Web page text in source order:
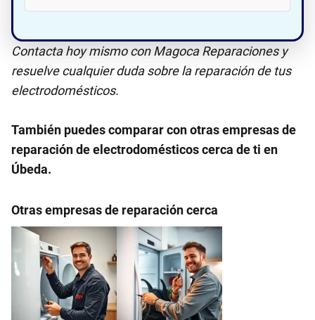
Contacta hoy mismo con Magoca Reparaciones y
resuelve cualquier duda sobre la reparación de tus
electrodomésticos.
También puedes comparar con otras empresas de
reparación de electrodomésticos cerca de ti en
Úbeda.
Otras empresas de reparación cerca